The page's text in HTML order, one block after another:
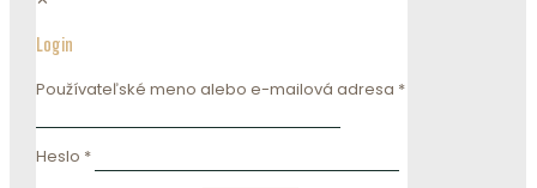
Login
Používateľské meno alebo e-mailová adresa *
Heslo *